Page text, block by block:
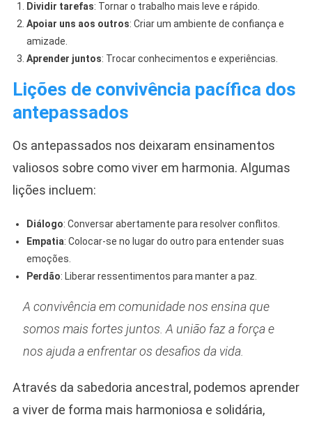
Dividir tarefas: Tornar o trabalho mais leve e rápido.
Apoiar uns aos outros: Criar um ambiente de confiança e
amizade.
Aprender juntos: Trocar conhecimentos e experiências.
Lições de convivência pacífica dos
antepassados
Os antepassados nos deixaram ensinamentos
valiosos sobre como viver em harmonia. Algumas
lições incluem:
Diálogo: Conversar abertamente para resolver conflitos.
Empatia: Colocar-se no lugar do outro para entender suas
emoções.
Perdão: Liberar ressentimentos para manter a paz.
A convivência em comunidade nos ensina que
somos mais fortes juntos. A união faz a força e
nos ajuda a enfrentar os desafios da vida.
Através da sabedoria ancestral, podemos aprender
a viver de forma mais harmoniosa e solidária,